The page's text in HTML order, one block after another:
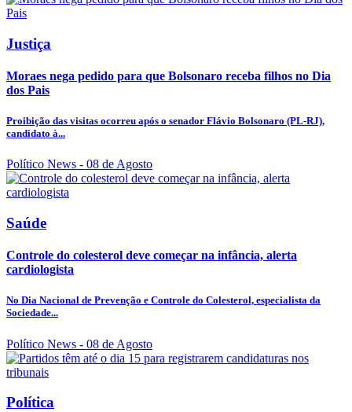
Justiça
Moraes nega pedido para que Bolsonaro receba filhos no Dia
dos Pais
Proibição das visitas ocorreu após o senador Flávio Bolsonaro (PL-RJ),
candidato à...
Político News - 08 de Agosto
Saúde
Controle do colesterol deve começar na infância, alerta
cardiologista
No Dia Nacional de Prevenção e Controle do Colesterol, especialista da
Sociedade...
Político News - 08 de Agosto
Política